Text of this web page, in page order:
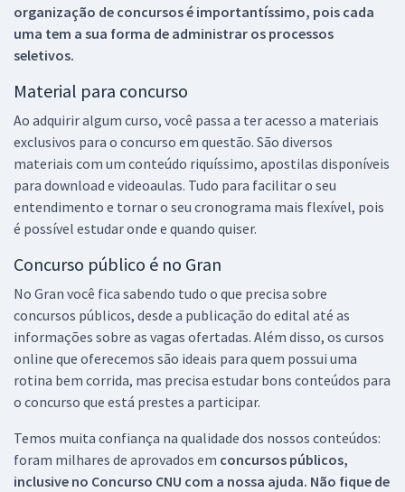
organização de concursos é importantíssimo, pois cada
uma tem a sua forma de administrar os processos
seletivos.
Material para concurso
Ao adquirir algum curso, você passa a ter acesso a materiais
exclusivos para o concurso em questão. São diversos
materiais com um conteúdo riquíssimo, apostilas disponíveis
para download e videoaulas. Tudo para facilitar o seu
entendimento e tornar o seu cronograma mais flexível, pois
é possível estudar onde e quando quiser.
Concurso público é no Gran
No Gran você fica sabendo tudo o que precisa sobre
concursos públicos, desde a publicação do edital até as
informações sobre as vagas ofertadas. Além disso, os cursos
online que oferecemos são ideais para quem possui uma
rotina bem corrida, mas precisa estudar bons conteúdos para
o concurso que está prestes a participar.
Temos muita confiança na qualidade dos nossos conteúdos:
foram milhares de aprovados em concursos públicos,
inclusive no Concurso CNU com a nossa ajuda. Não fique de